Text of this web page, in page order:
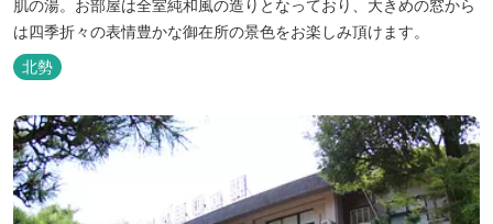
肌の湯。お部屋は全室純和風の造りとなっており、大きめの窓から
は四季折々の表情豊かな御在所の景色をお楽しみ頂けます。
北勢